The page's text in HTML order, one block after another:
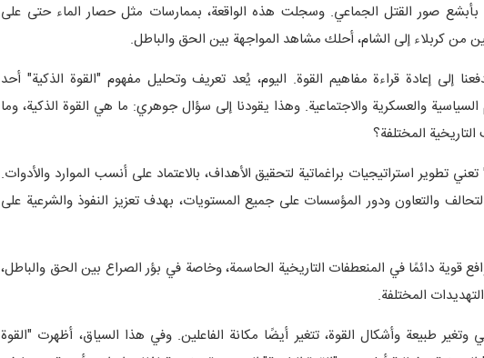
بأبشع صور القتل الجماعي. وسجلت هذه الواقعة، بممارسات مثل حصار الماء حتى على
من كربلاء إلى الشام، أحلك مشاهد المواجهة بين الحق والباطل.
إلى إعادة قراءة مفاهيم القوة. اليوم، يُعد تعريف وتحليل مفهوم "القوة الذكية" أحد
والعسكرية والاجتماعية. وهذا يقودنا إلى سؤال جوهري: ما هي القوة الذكية، وما
المختلفة؟
تطوير استراتيجيات براغماتية لتحقيق الأهداف، بالاعتماد على أنسب الموارد والأدوات.
والتعاون ودور المؤسسات على جميع المستويات، بهدف تعزيز النفوذ والشرعية على
قوية دائمًا في المنعطفات التاريخية الحاسمة، وخاصة في بؤر الصراع بين الحق والباطل،
المختلفة.
طبيعة وأشكال القوة، تتغير أيضًا مكانة الفاعلين. وفي هذا السياق، أظهرت "القوة